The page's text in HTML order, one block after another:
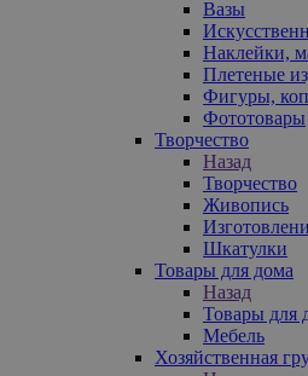
Вазы
Наклейки,
Плетеные
Фигуры,
Фототовары
Творчество
Назад
Творчество
Живопись
Шкатулки
Товары для дома
Назад
Товары для
Мебель
Хозяйственная